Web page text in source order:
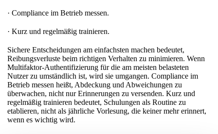
· Compliance im Betrieb messen.
· Kurz und regelmäßig trainieren.
Sichere Entscheidungen am einfachsten machen bedeutet,
Reibungsverluste beim richtigen Verhalten zu minimieren. Wenn
Multifaktor-Authentifizierung für die am meisten belasteten
Nutzer zu umständlich ist, wird sie umgangen. Compliance im
Betrieb messen heißt, Abdeckung und Abweichungen zu
überwachen, nicht nur Erinnerungen zu versenden. Kurz und
regelmäßig trainieren bedeutet, Schulungen als Routine zu
etablieren, nicht als jährliche Vorlesung, die keiner mehr erinnert,
wenn es wichtig wird.